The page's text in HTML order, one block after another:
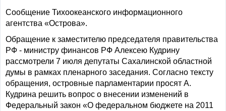
Сообщение Тихоокеанского информационного
агентства «Острова».
Обращение к заместителю председателя правительства
РФ - министру финансов РФ Алексею Кудрину
рассмотрели 7 июля депутаты Сахалинской областной
думы в рамках пленарного заседания. Согласно тексту
обращения, островные парламентарии просят А.
Кудрина решить вопрос о внесении изменений в
Федеральный закон «О федеральном бюджете на 2011